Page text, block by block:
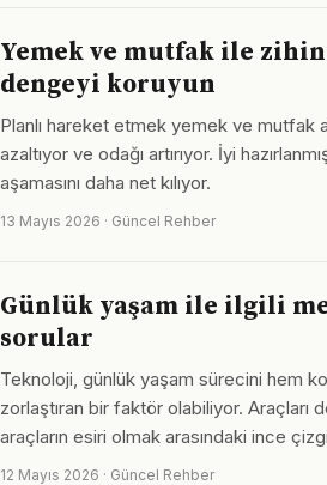
Yemek ve mutfak ile
dengeyi koruyun
Planlı hareket etmek yemek ve mutfak
azaltıyor ve odağı artırıyor. İyi
aşamasını daha net kılıyor.
13 Mayıs 2026 · Güncel Rehber
Günlük yaşam ile ilgili
sorular
Teknoloji, günlük yaşam sürecini hem
zorlaştıran bir faktör olabiliyor. Araçları
araçların esiri olmak arasındaki ince
12 Mayıs 2026 · Güncel Rehber